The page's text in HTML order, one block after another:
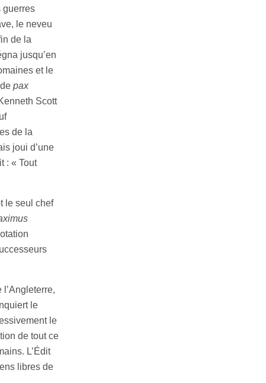
guerres
le neveu
de la
jusqu’en
et le
pax
Scott
de la
joui d’une
: « Tout
le seul chef
l’Angleterre,
le
le
de tout ce
L’Édit
libres de